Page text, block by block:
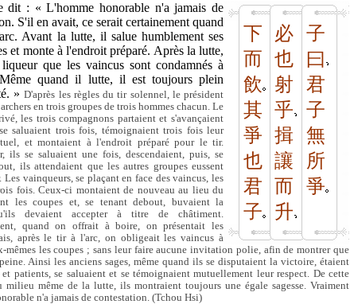
下
而
飲
其
爭
也
君
子
必
也
射
乎
揖
讓
而
升
子
曰
君
子
無
所
爭
dit : « L'homme honorable n'a jamais de
S'il en avait, ce serait certainement quand
Avant la lutte, il salue humblement ses
et monte à l'endroit préparé. Après la lutte,
que les vaincus sont condamnés à
quand il lutte, il est toujours plein
»D'après les règles du tir solennel, le président
en trois groupes de trois hommes chacun. Le
les trois compagnons partaient et s'avançaient
saluaient trois fois, témoignaient trois fois leur
et montaient à l'endroit préparé pour le tir.
ils se saluaient une fois, descendaient, puis, se
ils attendaient que les autres groupes eussent
vainqueurs, se plaçant en face des vaincus, les
fois. Ceux-ci montaient de nouveau au lieu du
les coupes et, se tenant debout, buvaient la
devaient accepter à titre de châtiment.
quand on offrait à boire, on présentait les
après le tir à l'arc, on obligeait les vaincus à
mêmes les coupes ; sans leur faire aucune invitation polie, afin de montrer que
Ainsi les anciens sages, même quand ils se disputaient la victoire, étaient
patients, se saluaient et se témoignaient mutuellement leur respect. De cette
milieu même de la lutte, ils montraient toujours une égale sagesse. Vraiment
n'a jamais de contestation. (Tchou Hsi)